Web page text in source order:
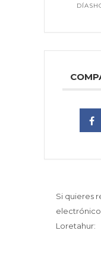
DÍAS
Si quieres
electrónico
Loretahur: